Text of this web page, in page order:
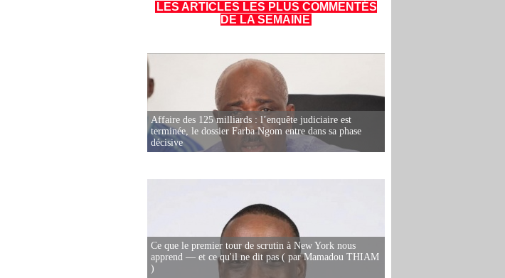
LES ARTICLES LES PLUS COMMENTÉS
DE LA SEMAINE
Affaire des 125 milliards : l’enquête judiciaire est
terminée, le dossier Farba Ngom entre dans sa phase
décisive
Ce que le premier tour de scrutin à New York nous
apprend — et ce qu'il ne dit pas ( par Mamadou THIAM
)